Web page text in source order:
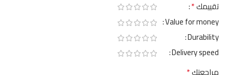
تقييمك*
Value for money
Durability
Delivery speed
*